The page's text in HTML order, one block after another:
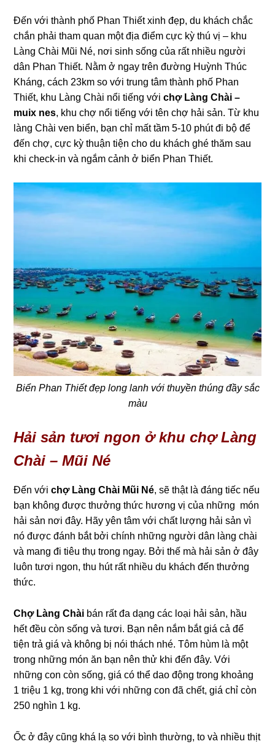
Đến với thành phố Phan Thiết xinh đẹp, du khách chắc
chắn phải tham quan một địa điểm cực kỳ thú vị – khu
Làng Chài Mũi Né, nơi sinh sống của rất nhiều người
dân Phan Thiết. Nằm ở ngay trên đường Huỳnh Thúc
Kháng, cách 23km so với trung tâm thành phố Phan
Thiết, khu Làng Chài nổi tiếng vớichợ Làng Chài –
muix nes, khu chợ nổi tiếng với tên chợ hải sản. Từ khu
làng Chài ven biển, bạn chỉ mất tầm 5-10 phút đi bộ để
đến chợ, cực kỳ thuận tiện cho du khách ghé thăm sau
khi check-in và ngắm cảnh ở biển Phan Thiết.
Biển Phan Thiết đẹp long lanh với thuyền thúng đầy sắc
màu
Hải sản tươi ngon ở khu chợ Làng
Chài – Mũi Né
Đến vớichợ Làng Chài Mũi Né, sẽ thật là đáng tiếc nếu
bạn không được thưởng thức hương vị của những món
hải sản nơi đây. Hãy yên tâm với chất lượng hải sản vì
nó được đánh bắt bởi chính những người dân làng chài
và mang đi tiêu thụ trong ngay. Bởi thế mà hải sản ở đây
luôn tươi ngon, thu hút rất nhiều du khách đến thưởng
thức.
Chợ Làng Chài bán rất đa dạng các loại hải sản, hầu
hết đều còn sống và tươi. Bạn nên nắm bắt giá cả để
tiện trả giá và không bị nói thách nhé. Tôm hùm là một
trong những món ăn bạn nên thử khi đến đây. Với
những con còn sống, giá có thể dao động trong khoảng
1 triệu 1 kg, trong khi với những con đã chết, giá chỉ còn
250 nghìn 1 kg.
Ốc ở đây cũng khá lạ so với bình thường, to và nhiều thịt